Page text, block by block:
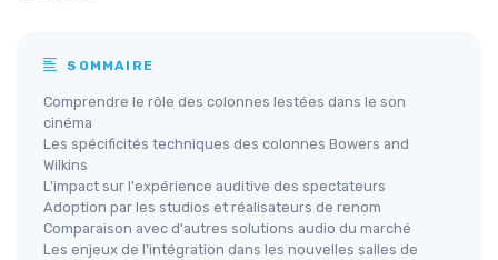
SOMMAIRE
Comprendre le rôle des colonnes lestées dans le son
cinéma
Les spécificités techniques des colonnes Bowers and
Wilkins
L'impact sur l'expérience auditive des spectateurs
Adoption par les studios et réalisateurs de renom
Comparaison avec d'autres solutions audio du marché
Les enjeux de l'intégration dans les nouvelles salles de